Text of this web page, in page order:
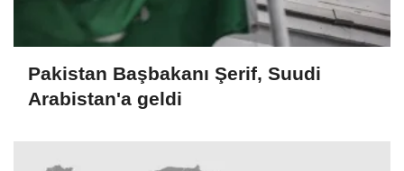
Pakistan Başbakanı Şerif, Suudi
Arabistan'a geldi